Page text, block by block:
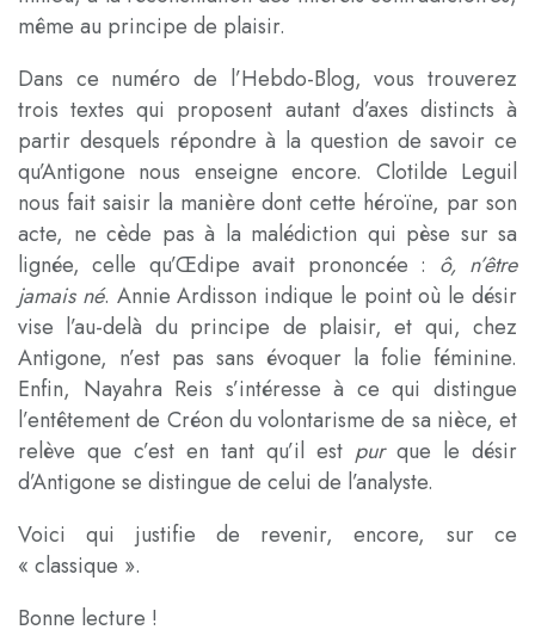
même au principe de plaisir.
Dans ce numéro de l’Hebdo-Blog, vous trouverez
trois textes qui proposent autant d’axes distincts à
partir desquels répondre à la question de savoir ce
qu’Antigone nous enseigne encore. Clotilde Leguil
nous fait saisir la manière dont cette héroïne, par son
acte, ne cède pas à la malédiction qui pèse sur sa
lignée, celle qu’Œdipe avait prononcée : ô, n’être
jamais né. Annie Ardisson indique le point où le désir
vise l’au-delà du principe de plaisir, et qui, chez
Antigone, n’est pas sans évoquer la folie féminine.
Enfin, Nayahra Reis s’intéresse à ce qui distingue
l’entêtement de Créon du volontarisme de sa nièce, et
relève que c’est en tant qu’il est purque le désir
d’Antigone se distingue de celui de l’analyste.
Voici qui justifie de revenir, encore, sur ce
« classique ».
Bonne lecture !